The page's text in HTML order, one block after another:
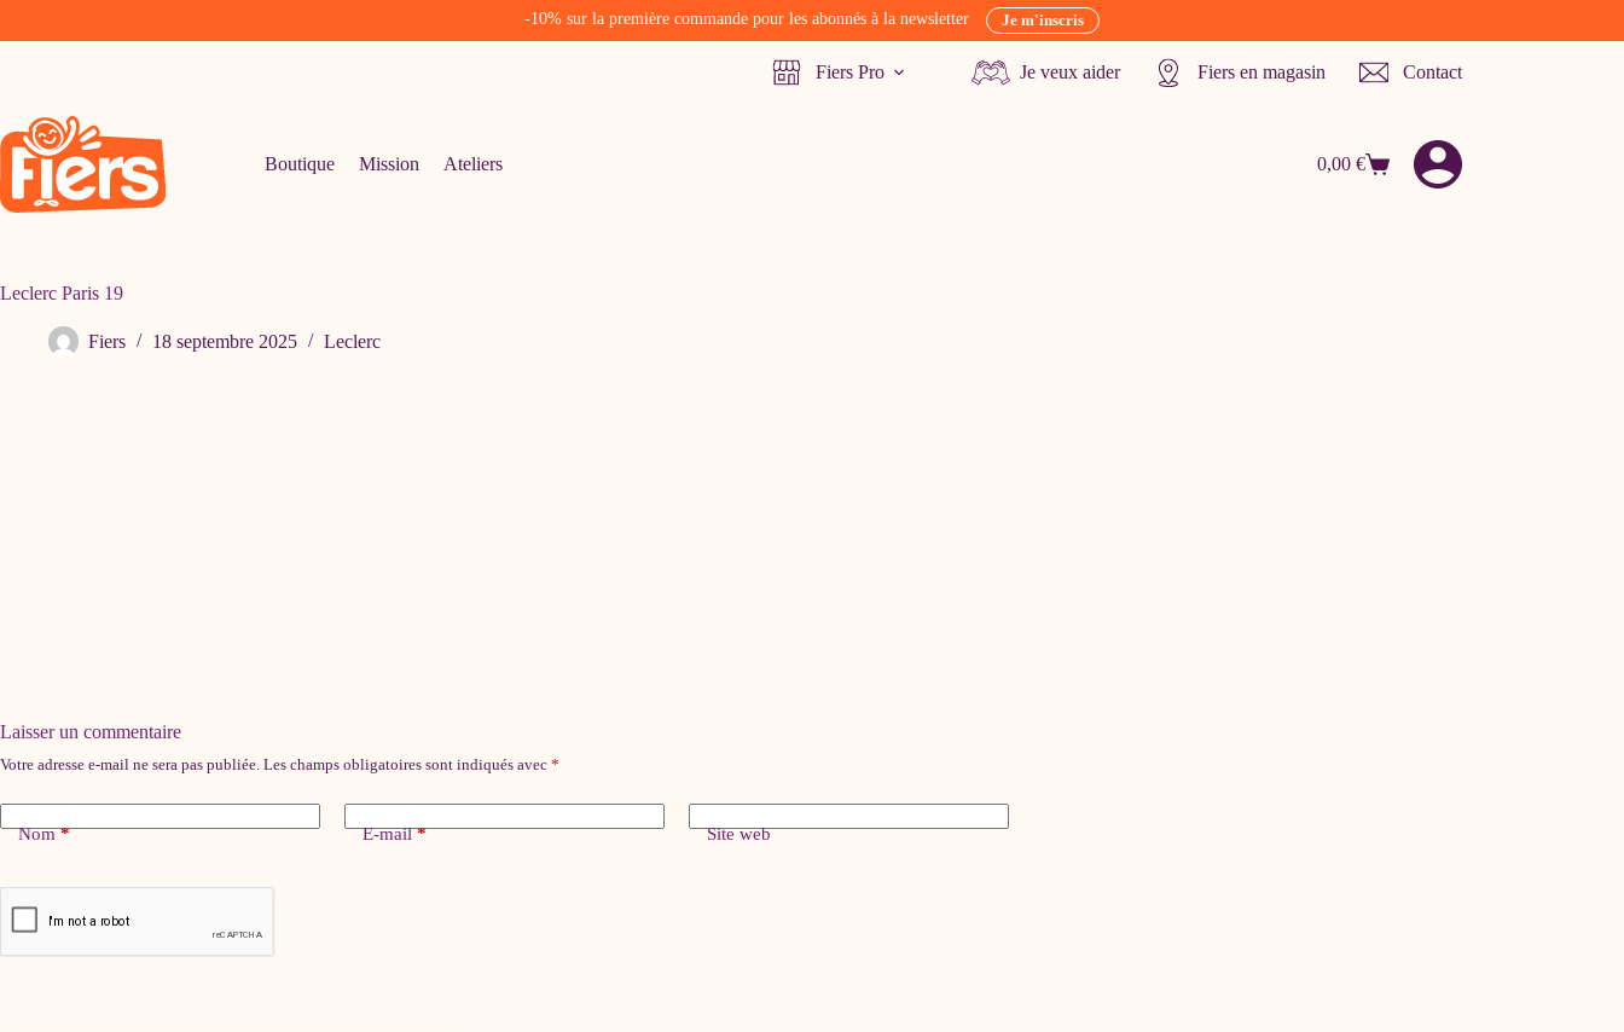
-10% sur la première commande pour les abonnés à la newsletter Je m'inscris
Fiers Pro Je veux aider Fiers en magasin Contact
Boutique Mission Ateliers
Panier
0,00 €
Leclerc Paris 19
Fiers 18 septembre 2025 Leclerc
Laisser un commentaire
Votre adresse e-mail ne sera pas publiée. Les champs obligatoires sont indiqués avec *
Nom* E-mail* Site web